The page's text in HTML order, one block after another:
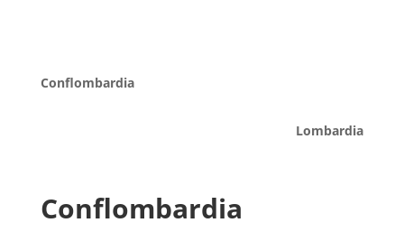
Conflombardia
Lombardia
Conflombardia